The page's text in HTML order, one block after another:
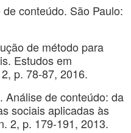
conteúdo. São Paulo:
de método para
Estudos em
p. 78-87, 2016.
Análise de conteúdo: da
sociais aplicadas às
2, p. 179-191, 2013.